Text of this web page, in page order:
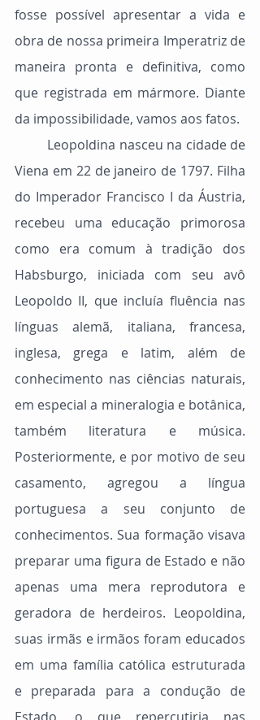
fosse possível apresentar a vida e
obra de nossa primeira Imperatriz de
maneira pronta e definitiva, como
que registrada em mármore. Diante
da impossibilidade, vamos aos fatos.
Viena em 22 de janeiro de 1797. Filha
do Imperador Francisco I da Áustria,
recebeu uma educação primorosa
como era comum à tradição dos
Habsburgo, iniciada com seu avô
Leopoldo II, que incluía fluência nas
línguas alemã, italiana, francesa,
inglesa, grega e latim, além de
conhecimento nas ciências naturais,
em especial a mineralogia e botânica,
também literatura e música.
Posteriormente, e por motivo de seu
casamento, agregou a língua
portuguesa a seu conjunto de
conhecimentos. Sua formação visava
preparar uma figura de Estado e não
apenas uma mera reprodutora e
geradora de herdeiros. Leopoldina,
suas irmãs e irmãos foram educados
em uma família católica estruturada
e preparada para a condução de